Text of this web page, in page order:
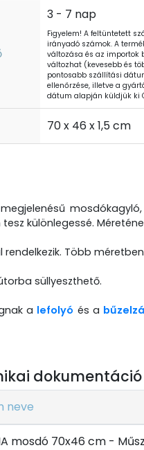
3 - 7 nap
Figyelem! A feltüntetett
irányadó számok. A
változása és az importok
változhat (kevesebb és
pontosabb szállítási
ellenőrzése, illetve a
dátum alapján küldjük ki
70 x 46 x 1,5 cm
különlegessé.
Több
süllyeszthető.
a lefolyó és a
dokumentáció
neve
mosdó 70x46 cm -